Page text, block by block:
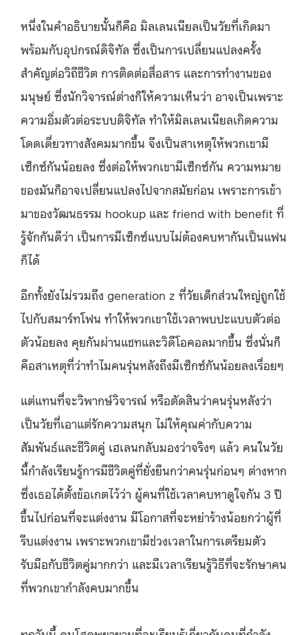
หนึ่งในคำอธิบายนั้นก็คือ มิลเลนเนียลเป็นวัยที่เกิดมา
พร้อมกับอุปกรณ์ดิจิทัล ซึ่งเป็นการเปลี่ยนแปลงครั้ง
สำคัญต่อวิถีชีวิต การติดต่อสื่อสาร และการทำงานของ
มนุษย์ ซึ่งนักวิจารณ์ต่างก็ให้ความเห็นว่า อาจเป็นเพราะ
ความอิ่มตัวต่อระบบดิจิทัล ทำให้มิลเลนเนียลเกิดความ
โดดเดี่ยวทางสังคมมากขึ้น จึงเป็นสาเหตุให้พวกเขามี
เซ็กซ์กันน้อยลง ซึ่งต่อให้พวกเขามีเซ็กซ์กัน ความหมาย
ของมันก็อาจเปลี่ยนแปลงไปจากสมัยก่อน เพราะการเข้า
มาของวัฒนธรรม hookup และ friend with benefit ที่
รู้จักกันดีว่า เป็นการมีเซ็กซ์แบบไม่ต้องคบหากันเป็นแฟน
ก็ได้
อีกทั้งยังไม่รวมถึง generation z ที่วัยเด็กส่วนใหญ่ถูกใช้
ไปกับสมาร์ทโฟน ทำให้พวกเขาใช้เวลาพบปะแบบตัวต่อ
ตัวน้อยลง คุยกันผ่านแชทและวิดีโอคอลมากขึ้น ซึ่งนั่นก็
คือสาเหตุที่ว่าทำไมคนรุ่นหลังถึงมีเซ็กซ์กันน้อยลงเรื่อยๆ
แต่แทนที่จะวิพากษ์วิจารณ์ หรือตัดสินว่าคนรุ่นหลังว่า
เป็นวัยที่เอาแต่รักความสนุก ไม่ให้คุณค่ากับความ
สัมพันธ์และชีวิตคู่ เฮเลนกลับมองว่าจริงๆ แล้ว คนในวัย
นี้กำลังเรียนรู้การมีชีวิตคู่ที่ยั่งยืนกว่าคนรุ่นก่อนๆ ต่างหาก
ซึ่งเธอได้ตั้งข้อเกตไว้ว่า ผู้คนที่ใช้เวลาคบหาดูใจกัน 3 ปี
ขึ้นไปก่อนที่จะแต่งงาน มีโอกาสที่จะหย่าร้างน้อยกว่าผู้ที่
รีบแต่งงาน เพราะพวกเขามีช่วงเวลาในการเตรียมตัว
รับมือกับชีวิตคู่มากกว่า และมีเวลาเรียนรู้วิธีที่จะรักษาคน
ที่พวกเขากำลังคบมากขึ้น